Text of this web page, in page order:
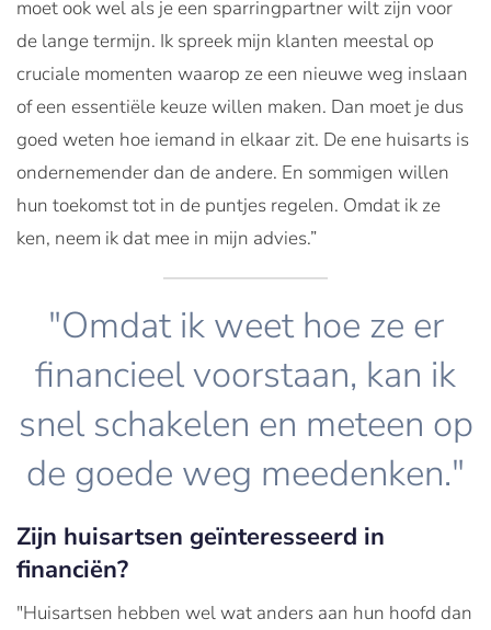
moet ook wel als je een sparringpartner wilt zijn voor
de lange termijn. Ik spreek mijn klanten meestal op
cruciale momenten waarop ze een nieuwe weg inslaan
of een essentiële keuze willen maken. Dan moet je dus
goed weten hoe iemand in elkaar zit. De ene huisarts is
ondernemender dan de andere. En sommigen willen
hun toekomst tot in de puntjes regelen. Omdat ik ze
ken, neem ik dat mee in mijn advies.”
"Omdat ik weet hoe ze er
financieel voorstaan, kan ik
snel schakelen en meteen op
de goede weg meedenken."
Zijn huisartsen geïnteresseerd in
financiën?
"Huisartsen hebben wel wat anders aan hun hoofd dan